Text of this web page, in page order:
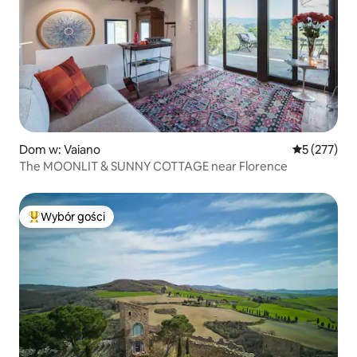
Dom w: Vaiano Średnia
5 (277)
The MOONLIT & SUNNY COTTAGE near Florence
Najpopularniejsze z kategorii Wybór gości
Wybór gości